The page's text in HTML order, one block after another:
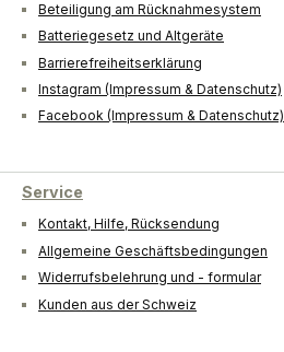
Beteiligung am Rücknahmesystem
Batteriegesetz und Altgeräte
Barrierefreiheitserklärung
Instagram (Impressum & Datenschutz)
Facebook (Impressum & Datenschutz)
Service
Kontakt, Hilfe, Rücksendung
Allgemeine Geschäftsbedingungen
Widerrufsbelehrung und - formular
Kunden aus der Schweiz